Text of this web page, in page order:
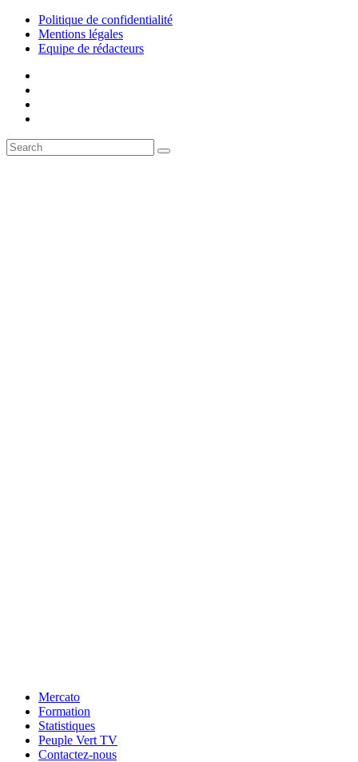
Politique de confidentialité
Mentions légales
Equipe de rédacteurs
Mercato
Formation
Statistiques
Peuple Vert TV
Contactez-nous